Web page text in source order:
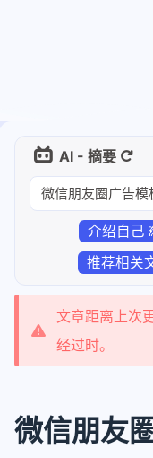
AI - 摘要
微信朋友圈广告
介绍自己
推荐相关
文章距离上次
经过时。
微信朋友